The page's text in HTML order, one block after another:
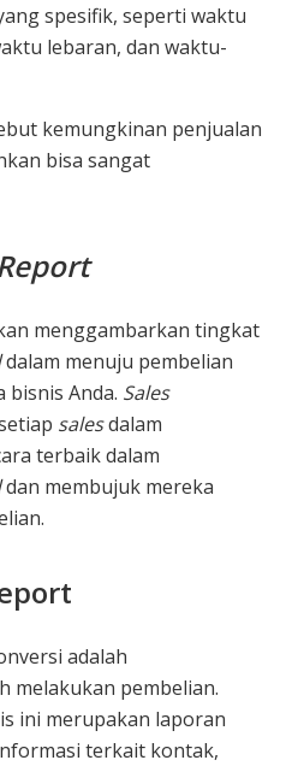
spesifik, seperti waktu
lebaran, dan waktu-
kemungkinan penjualan
bisa sangat
menggambarkan tingkat
dalam menuju pembelian
Anda. Sales
salesdalam
terbaik dalam
dan membujuk mereka
adalah
melakukan pembelian.
ini merupakan laporan
terkait kontak,